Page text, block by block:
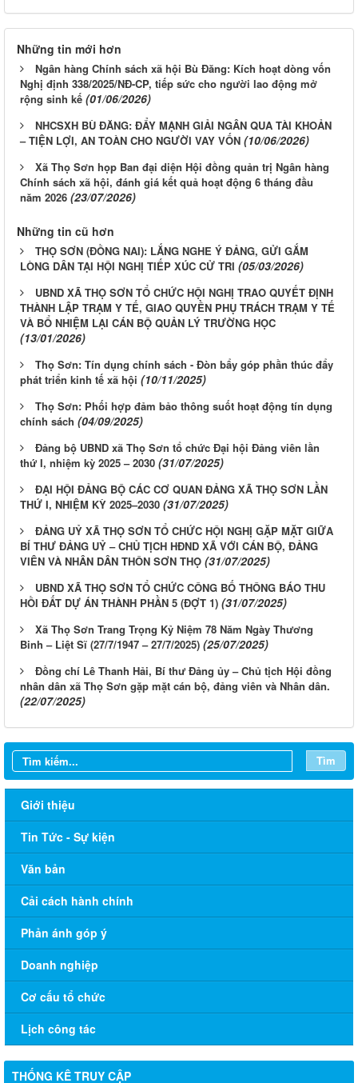
Những tin mới hơn
Ngân hàng Chính sách xã hội Bù Đăng: Kích hoạt dòng vốn
Nghị định 338/2025/NĐ-CP, tiếp sức cho người lao động mở
rộng sinh kế (01/06/2026)
NHCSXH BÙ ĐĂNG: ĐẨY MẠNH GIẢI NGÂN QUA TÀI KHOẢN
– TIỆN LỢI, AN TOÀN CHO NGƯỜI VAY VỐN (10/06/2026)
Xã Thọ Sơn họp Ban đại diện Hội đồng quản trị Ngân hàng
Chính sách xã hội, đánh giá kết quả hoạt động 6 tháng đầu
năm 2026 (23/07/2026)
Những tin cũ hơn
THỌ SƠN (ĐỒNG NAI): LẮNG NGHE Ý ĐẢNG, GỬI GẮM
LÒNG DÂN TẠI HỘI NGHỊ TIẾP XÚC CỬ TRI (05/03/2026)
UBND XÃ THỌ SƠN TỔ CHỨC HỘI NGHỊ TRAO QUYẾT ĐỊNH
THÀNH LẬP TRẠM Y TẾ, GIAO QUYỀN PHỤ TRÁCH TRẠM Y TẾ
VÀ BỔ NHIỆM LẠI CÁN BỘ QUẢN LÝ TRƯỜNG HỌC
(13/01/2026)
Thọ Sơn: Tín dụng chính sách - Đòn bẩy góp phần thúc đẩy
phát triển kinh tế xã hội (10/11/2025)
Thọ Sơn: Phối hợp đảm bảo thông suốt hoạt động tín dụng
chính sách (04/09/2025)
Đảng bộ UBND xã Thọ Sơn tổ chức Đại hội Đảng viên lần
thứ I, nhiệm kỳ 2025 – 2030 (31/07/2025)
ĐẠI HỘI ĐẢNG BỘ CÁC CƠ QUAN ĐẢNG XÃ THỌ SƠN LẦN
THỨ I, NHIỆM KỲ 2025–2030 (31/07/2025)
ĐẢNG UỶ XÃ THỌ SƠN TỔ CHỨC HỘI NGHỊ GẶP MẶT GIỮA
BÍ THƯ ĐẢNG UỶ – CHỦ TỊCH HĐND XÃ VỚI CÁN BỘ, ĐẢNG
VIÊN VÀ NHÂN DÂN THÔN SƠN THỌ (31/07/2025)
UBND XÃ THỌ SƠN TỔ CHỨC CÔNG BỐ THÔNG BÁO THU
HỒI ĐẤT DỰ ÁN THÀNH PHẦN 5 (ĐỢT 1) (31/07/2025)
Xã Thọ Sơn Trang Trọng Kỷ Niệm 78 Năm Ngày Thương
Binh – Liệt Sĩ (27/7/1947 – 27/7/2025) (25/07/2025)
Đồng chí Lê Thanh Hải, Bí thư Đảng ủy – Chủ tịch Hội đồng
nhân dân xã Thọ Sơn gặp mặt cán bộ, đảng viên và Nhân dân.
(22/07/2025)
Tìm
Giới thiệu
Tin Tức - Sự kiện
Văn bản
Cải cách hành chính
Phản ánh góp ý
Doanh nghiệp
Cơ cấu tổ chức
Lịch công tác
THỐNG KÊ TRUY CẬP